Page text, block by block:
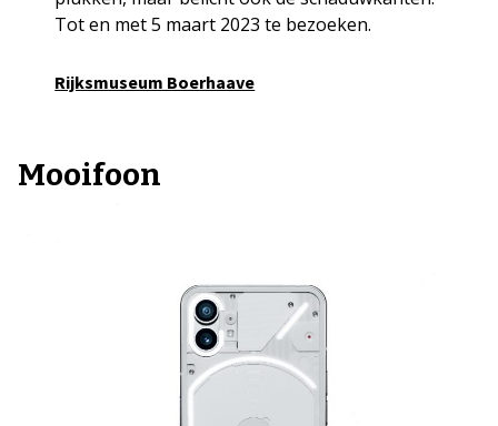
Tot en met 5 maart 2023 te bezoeken.
Rijksmuseum Boerhaave
Mooifoon